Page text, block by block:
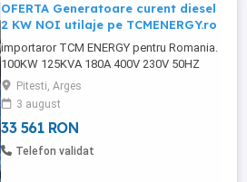
OFERTA Generatoare curent diesel
2 KW NOI utilaje pe TCMENERGY.ro
importaror TCM ENERGY pentru Romania.
100KW 125KVA 180A 400V 230V 50HZ
AUTOMATIZARE UNITATE DE CONTROL
Genset Controller , și ATS de transfer !!
FONOIZOLAT ALIMENTARE CU AER model
TURBO CU INTER-COOLED R6105IZLD
132kw 6 cylinder 105*130 6 CIL Linie , răcit
Pitesti, Arges
3 august
33 561 RON
Telefon validat